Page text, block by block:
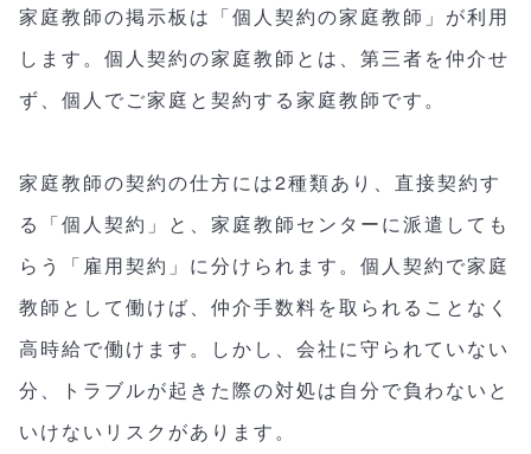
家庭教師の掲示板は「個人契約の家庭教師」が利用
します。個人契約の家庭教師とは、第三者を仲介せ
ず、個人でご家庭と契約する家庭教師です。
家庭教師の契約の仕方には2種類あり、直接契約す
る「個人契約」と、家庭教師センターに派遣しても
らう「雇用契約」に分けられます。個人契約で家庭
教師として働けば、仲介手数料を取られることなく
高時給で働けます。しかし、会社に守られていない
分、トラブルが起きた際の対処は自分で負わないと
いけないリスクがあります。